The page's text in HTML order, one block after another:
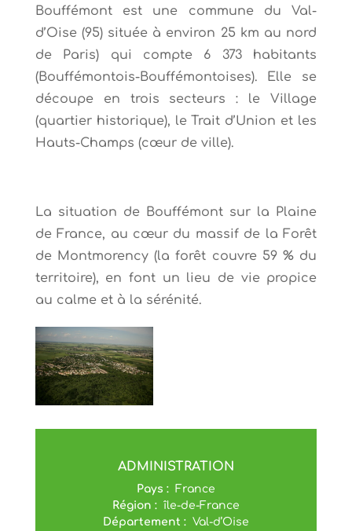
Bouffémont est une commune du Val-
d’Oise (95) située à environ 25 km au nord
de Paris) qui compte 6 373 habitants
(Bouffémontois-Bouffémontoises). Elle se
découpe en trois secteurs : le Village
(quartier historique), le Trait d’Union et les
Hauts-Champs (cœur de ville).
La situation de Bouffémont sur la Plaine
de France, au cœur du massif de la Forêt
de Montmorency (la forêt couvre 59 % du
territoire), en font un lieu de vie propice
au calme et à la sérénité.
ADMINISTRATION
Pays :France
Région :île-de-France
Département :Val-d’Oise